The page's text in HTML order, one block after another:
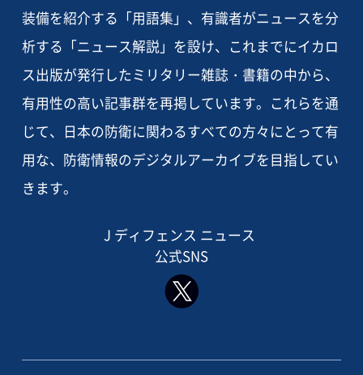
装備を紹介する「用語集」、有識者がニュースを分
析する「ニュース解説」を設け、これまでにイカロ
ス出版が発行したミリタリー雑誌・書籍の中から、
有用性の高い記事群を再掲しています。これらを通
じて、日本の防衛に関わるすべての方々にとって有
用な、防衛情報のデジタルアーカイブを目指してい
きます。
J ディフェンス ニュース
公式SNS